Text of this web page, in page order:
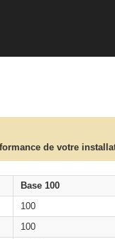
de votre
Base 100
100
100